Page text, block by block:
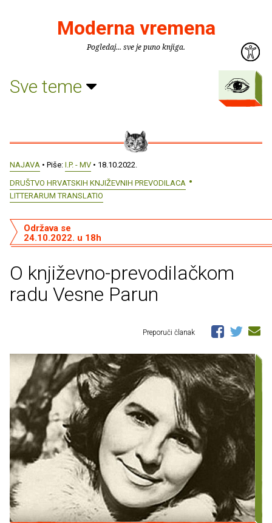
Moderna vremena
Pogledaj... sve je puno knjiga.
Sve teme
NAJAVA • Piše: I.P. - MV • 18.10.2022.
DRUŠTVO HRVATSKIH KNJIŽEVNIH PREVODILACA
LITTERARUM TRANSLATIO
O književno-prevodilačkom
radu Vesne Parun
Održava se
24.10.2022. u 18h
Preporuči članak